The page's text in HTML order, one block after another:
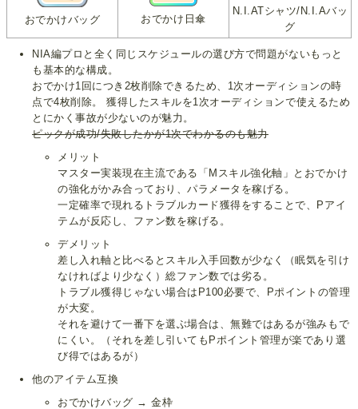
おでかけバッグ おでかけ日傘
N.I.ATシャツ/N.I.Aバッ
グ
NIA編プロと全く同じスケジュールの選び方で問題がないもっと
も基本的な構成。
おでかけ1回につき2枚削除できるため、1次オーディションの時
点で4枚削除。 獲得したスキルを1次オーディションで使えるため
とにかく事故が少ないのが魅力。
ピックが成功/失敗したかが1次でわかるのも魅力
メリット
マスター実装現在主流である「Mスキル強化軸」とおでかけ
の強化がかみ合っており、パラメータを稼げる。
一定確率で現れるトラブルカード獲得をすることで、Pアイ
テムが反応し、ファン数を稼げる。
デメリット
差し入れ軸と比べるとスキル入手回数が少なく（眠気を引け
なければより少なく）総ファン数では劣る。
トラブル獲得じゃない場合はP100必要で、Pポイントの管理
が大変。
それを避けて一番下を選ぶ場合は、無難ではあるが強みもで
にくい。（それを差し引いてもPポイント管理が楽であり選
び得ではあるが）
他のアイテム互換
おでかけバッグ → 金枠